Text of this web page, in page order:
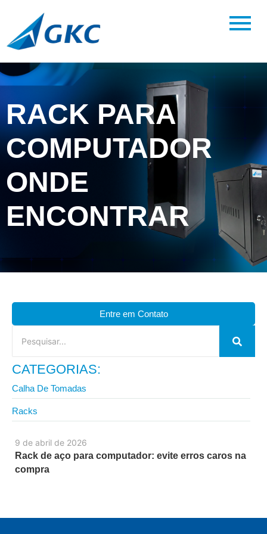
RACK PARA
COMPUTADOR
ONDE
ENCONTRAR
9 de abril de 2026
Rack de aço para computador: evite erros caros na
compra
Entre em Contato
CATEGORIAS:
Calha De Tomadas
Racks